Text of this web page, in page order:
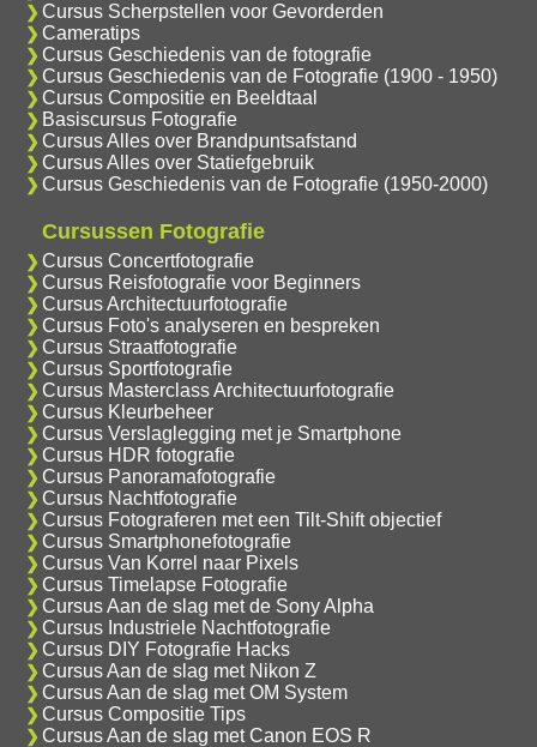
Cursus Scherpstellen voor Gevorderden
Cameratips
Cursus Geschiedenis van de fotografie
Cursus Geschiedenis van de Fotografie (1900 - 1950)
Cursus Compositie en Beeldtaal
Basiscursus Fotografie
Cursus Alles over Brandpuntsafstand
Cursus Alles over Statiefgebruik
Cursus Geschiedenis van de Fotografie (1950-2000)
Cursussen Fotografie
Cursus Concertfotografie
Cursus Reisfotografie voor Beginners
Cursus Architectuurfotografie
Cursus Foto's analyseren en bespreken
Cursus Straatfotografie
Cursus Sportfotografie
Cursus Masterclass Architectuurfotografie
Cursus Kleurbeheer
Cursus Verslaglegging met je Smartphone
Cursus HDR fotografie
Cursus Panoramafotografie
Cursus Nachtfotografie
Cursus Fotograferen met een Tilt-Shift objectief
Cursus Smartphonefotografie
Cursus Van Korrel naar Pixels
Cursus Timelapse Fotografie
Cursus Aan de slag met de Sony Alpha
Cursus Industriele Nachtfotografie
Cursus DIY Fotografie Hacks
Cursus Aan de slag met Nikon Z
Cursus Aan de slag met OM System
Cursus Compositie Tips
Cursus Aan de slag met Canon EOS R